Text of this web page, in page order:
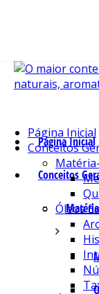
Página Inicial
Conceitos
Página Inicial
Conceitos
Óleos